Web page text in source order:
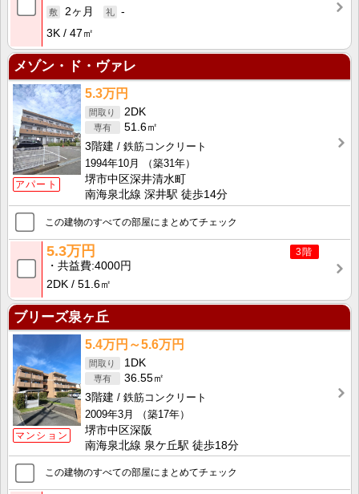
2ヶ月
-
3K
47㎡
メゾン・ド・ヴァレ
アパート
5.3万円
2DK
51.6㎡
3階建
鉄筋コンクリート
1994年10月
（築31年）
堺市中区深井清水町
南海泉北線 深井駅 徒歩14分
この建物のすべての部屋にまとめてチェック
3階
5.3万円
共益費 4000円
2DK
51.6㎡
ブリーズ泉ヶ丘
マンション
5.4万円～5.6万円
1DK
36.55㎡
3階建
鉄筋コンクリート
2009年3月
（築17年）
堺市中区深阪
南海泉北線 泉ケ丘駅 徒歩18分
この建物のすべての部屋にまとめてチェック